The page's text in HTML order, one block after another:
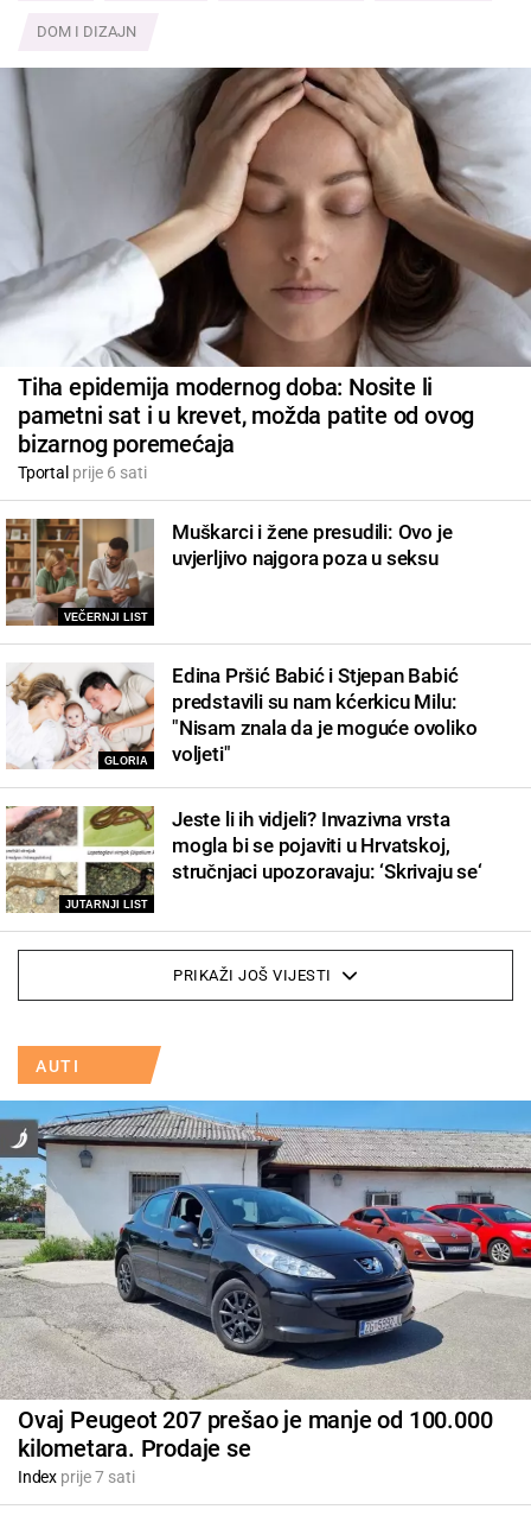
DOM I DIZAJN
Tiha epidemija modernog doba: Nosite li
pametni sat i u krevet, možda patite od ovog
bizarnog poremećaja
Tportal prije 6 sati
VEČERNJI LIST
Muškarci i žene presudili: Ovo je
uvjerljivo najgora poza u seksu
GLORIA
Edina Pršić Babić i Stjepan Babić
predstavili su nam kćerkicu Milu:
"Nisam znala da je moguće ovoliko
voljeti"
JUTARNJI LIST
Jeste li ih vidjeli? Invazivna vrsta
mogla bi se pojaviti u Hrvatskoj,
stručnjaci upozoravaju: ‘Skrivaju se‘
PRIKAŽI JOŠ VIJESTI
AUTI
Ovaj Peugeot 207 prešao je manje od 100.000
kilometara. Prodaje se
Index prije 7 sati